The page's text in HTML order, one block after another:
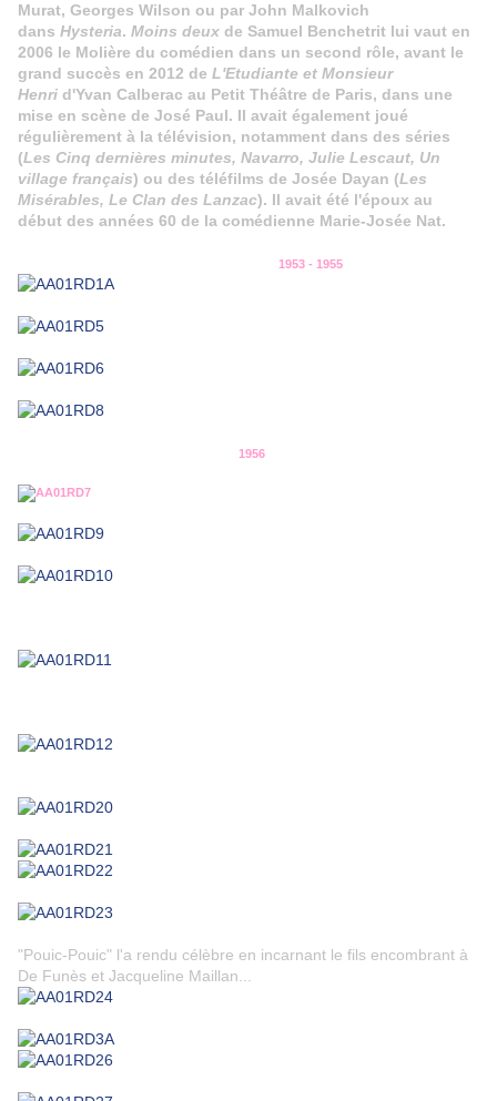
Murat, Georges Wilson ou par John Malkovich
dans Hysteria. Moins deux de Samuel Benchetrit lui vaut en
2006 le Molière du comédien dans un second rôle, avant le
grand succès en 2012 de L'Etudiante et Monsieur
Henri d'Yvan Calberac au Petit Théâtre de Paris, dans une
mise en scène de José Paul. Il avait également joué
régulièrement à la télévision, notamment dans des séries
(Les Cinq dernières minutes, Navarro, Julie Lescaut, Un
village français) ou des téléfilms de Josée Dayan (Les
Misérables, Le Clan des Lanzac). Il avait été l'époux au
début des années 60 de la comédienne Marie-Josée Nat.
1953 - 1955
1956
"Pouic-Pouic" l'a rendu célèbre en incarnant le fils encombrant à
De Funès et Jacqueline Maillan...